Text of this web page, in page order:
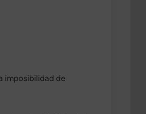
imposibilidad de